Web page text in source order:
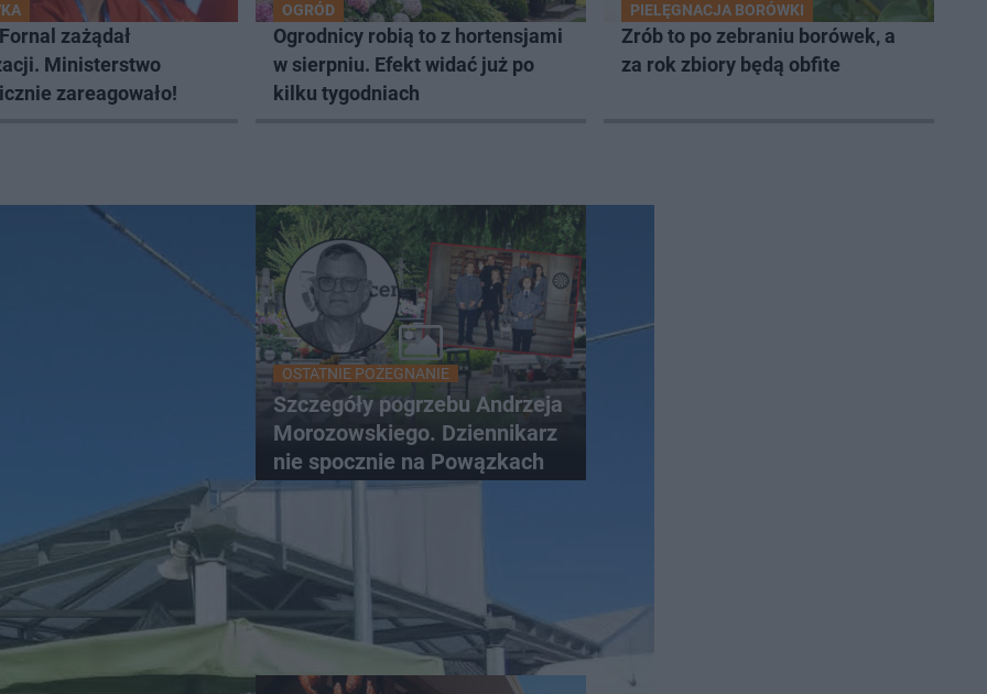
zażądał
Ministerstwo
zareagowało!
OGRÓD
Ogrodnicy robią to z hortensjami
w sierpniu. Efekt widać już po
kilku tygodniach
PIELĘGNACJA BORÓWKI
Zrób to po zebraniu borówek, a
za rok zbiory będą obfite
OSTATNIE POŻEGNANIE
Szczegóły pogrzebu Andrzeja
Morozowskiego. Dziennikarz
nie spocznie na Powązkach